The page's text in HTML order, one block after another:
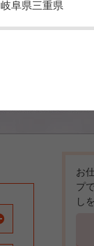
岐阜県三重県
お
プ
し